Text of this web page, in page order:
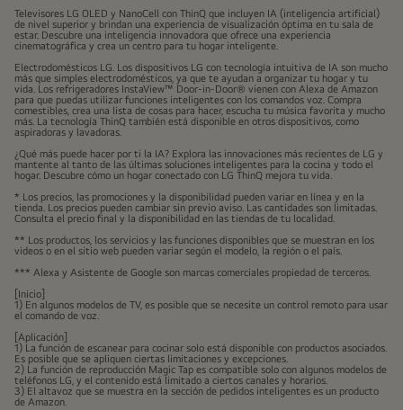
Televisores LG OLED y NanoCell con ThinQ que incluyen IA (inteligencia artificial)
de nivel superior y brindan una experiencia de visualización óptima en tu sala de
estar. Descubre una inteligencia innovadora que ofrece una experiencia
cinematográfica y crea un centro para tu hogar inteligente.
Electrodomésticos LG. Los dispositivos LG con tecnología intuitiva de IA son mucho
más que simples electrodomésticos, ya que te ayudan a organizar tu hogar y tu
vida. Los refrigeradores InstaView™ Door-in-Door® vienen con Alexa de Amazon
para que puedas utilizar funciones inteligentes con los comandos voz. Compra
comestibles, crea una lista de cosas para hacer, escucha tu música favorita y mucho
más. La tecnología ThinQ también está disponible en otros dispositivos, como
aspiradoras y lavadoras.
¿Qué más puede hacer por ti la IA? Explora las innovaciones más recientes de LG y
mantente al tanto de las últimas soluciones inteligentes para la cocina y todo el
hogar. Descubre cómo un hogar conectado con LG ThinQ mejora tu vida.
* Los precios, las promociones y la disponibilidad pueden variar en línea y en la
tienda. Los precios pueden cambiar sin previo aviso. Las cantidades son limitadas.
Consulta el precio final y la disponibilidad en las tiendas de tu localidad.
** Los productos, los servicios y las funciones disponibles que se muestran en los
videos o en el sitio web pueden variar según el modelo, la región o el país.
*** Alexa y Asistente de Google son marcas comerciales propiedad de terceros.
[Inicio]
1) En algunos modelos de TV, es posible que se necesite un control remoto para usar
el comando de voz.
[Aplicación]
1) La función de escanear para cocinar solo está disponible con productos asociados.
Es posible que se apliquen ciertas limitaciones y excepciones.
2) La función de reproducción Magic Tap es compatible solo con algunos modelos de
teléfonos LG, y el contenido está limitado a ciertos canales y horarios.
3) El altavoz que se muestra en la sección de pedidos inteligentes es un producto
de Amazon.